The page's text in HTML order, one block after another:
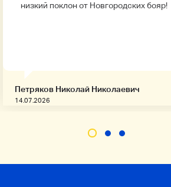
низкий поклон от Новгородских бояр!
Петряков Николай Николаевич
14.07.2026